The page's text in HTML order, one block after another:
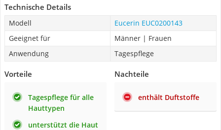
Technische Details
Modell
Eucerin EUC0200143
Geeignet für
Männer | Frauen
Anwendung
Tagespflege
Vorteile
Tagespflege für alle
Hauttypen
unterstützt die Haut
Nachteile
enthält Duftstoffe